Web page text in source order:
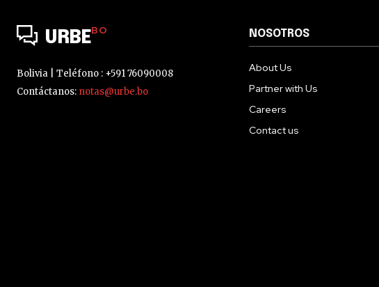
URBEBO
Bolivia | Teléfono : +591 76090008
Contáctanos: notas@urbe.bo
NOSOTROS
About Us
Partner with Us
Careers
Contact us